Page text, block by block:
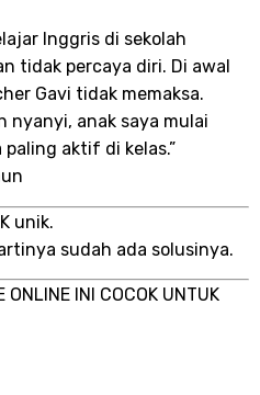
Inggris di sekolah
tidak percaya diri. Di awal
Gavi tidak memaksa.
nyanyi, anak saya mulai
paling aktif di kelas.”
unik.
sudah ada solusinya.
ONLINE INI COCOK UNTUK